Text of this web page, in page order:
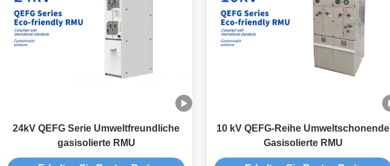
24kV QEFG Serie Umweltfreundliche
gasisolierte RMU
10 kV QEFG-Reihe Umweltschonende
Gasisolierte RMU